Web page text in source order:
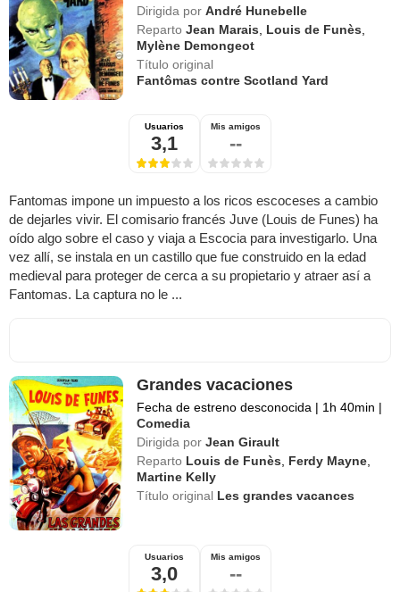
Dirigida por André Hunebelle
Reparto Jean Marais Louis de Funès
Mylène Demongeot
Título original
Fantômas contre Scotland Yard
Usuarios
3,1
Mis amigos
--
Fantomas impone un impuesto a los ricos escoceses a cambio
de dejarles vivir. El comisario francés Juve (Louis de Funes) ha
oído algo sobre el caso y viaja a Escocia para investigarlo. Una
vez allí, se instala en un castillo que fue construido en la edad
medieval para proteger de cerca a su propietario y atraer así a
Fantomas. La captura no le ...
Grandes vacaciones
Fecha de estreno desconocida | 1h 40min |
Comedia
Dirigida por Jean Girault
Reparto Louis de Funès Ferdy Mayne
Martine Kelly
Título original Les grandes vacances
Usuarios
3,0
Mis amigos
--